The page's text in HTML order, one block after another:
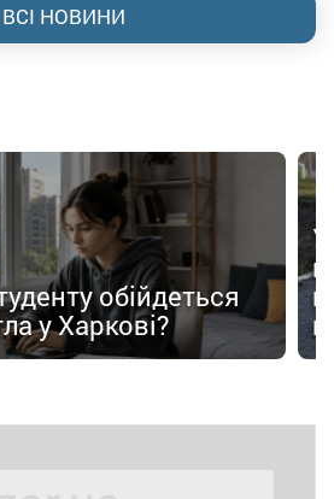
ВСІ НОВИНИ
обійдеться
у Харкові?